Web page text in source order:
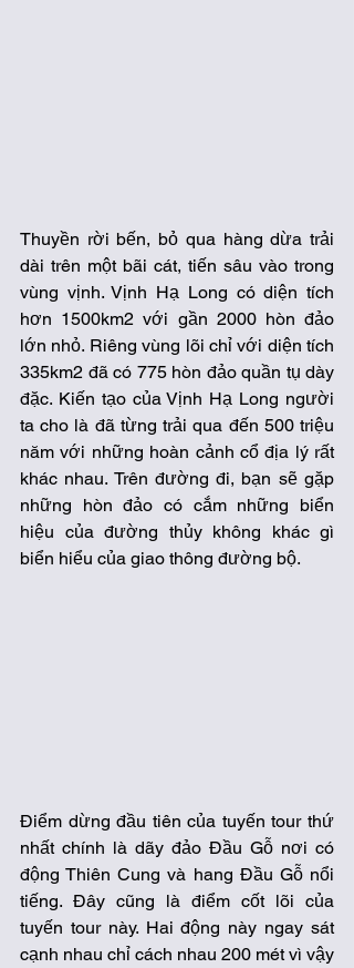
Thuyền rời bến, bỏ qua hàng dừa trải
dài trên một bãi cát, tiến sâu vào trong
vùng vịnh. Vịnh Hạ Long có diện tích
hơn 1500km2 với gần 2000 hòn đảo
lớn nhỏ. Riêng vùng lõi chỉ với diện tích
335km2 đã có 775 hòn đảo quần tụ dày
đặc. Kiến tạo của Vịnh Hạ Long người
ta cho là đã từng trải qua đến 500 triệu
năm với những hoàn cảnh cổ địa lý rất
khác nhau. Trên đường đi, bạn sẽ gặp
những hòn đảo có cắm những biển
hiệu của đường thủy không khác gì
biển hiểu của giao thông đường bộ.
Điểm dừng đầu tiên của tuyến tour thứ
nhất chính là dãy đảo Đầu Gỗ nơi có
động Thiên Cung và hang Đầu Gỗ nổi
tiếng. Đây cũng là điểm cốt lõi của
tuyến tour này. Hai động này ngay sát
cạnh nhau chỉ cách nhau 200 mét vì vậy